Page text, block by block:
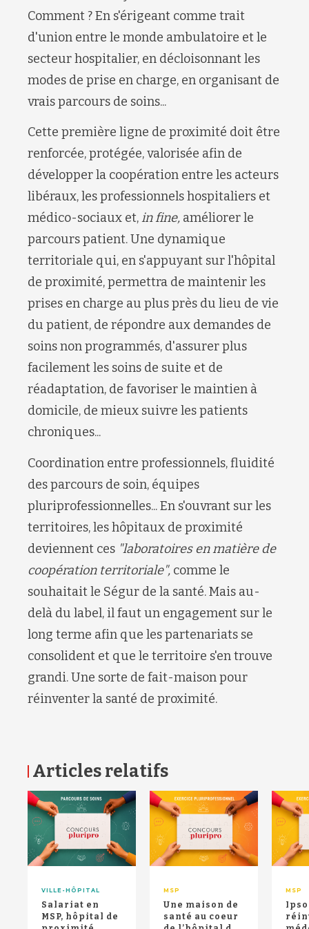
Comment ? En s'érigeant comme trait
d'union entre le monde ambulatoire et le
secteur hospitalier, en décloisonnant les
modes de prise en charge, en organisant de
vrais parcours de soins...
Cette première ligne de proximité doit être
renforcée, protégée, valorisée afin de
développer la coopération entre les acteurs
libéraux, les professionnels hospitaliers et
médico-sociaux et,in fine, améliorer le
parcours patient. Une dynamique
territoriale qui, en s'appuyant sur l'hôpital
de proximité, permettra de maintenir les
prises en charge au plus près du lieu de vie
du patient, de répondre aux demandes de
soins non programmés, d'assurer plus
facilement les soins de suite et de
réadaptation, de favoriser le maintien à
domicile, de mieux suivre les patients
chroniques...
Coordination entre professionnels, fluidité
des parcours de soin, équipes
pluriprofessionnelles... En s'ouvrant sur les
territoires, les hôpitaux de proximité
deviennent ces "laboratoires en matière de
coopération territoriale", comme le
souhaitait le Ségur de la santé. Mais au-
delà du label, il faut un engagement sur le
long terme afin que les partenariats se
consolident et que le territoire s'en trouve
grandi. Une sorte de fait-maison pour
réinventer la santé de proximité.
Articles relatifs
VILLE-HÔPITAL
Salariat en
MSP, hôpital de
MSP
Une maison de
santé au coeur
MSP
RETOUR HAUT DE PAGE